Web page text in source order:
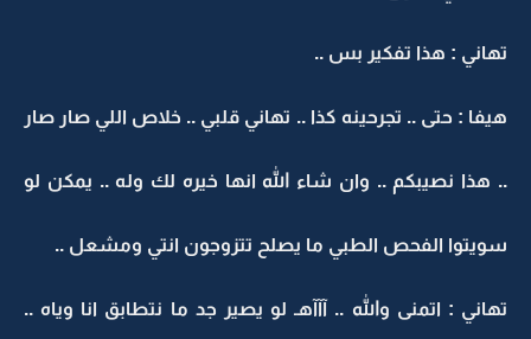
تهاني : هذا تفكير بس ..
هيفا : حتى .. تجرحينه كذا .. تهاني قلبي .. خلاص اللي صار صار
.. هذا نصيبكم .. وان شاء الله انها خيره لك وله .. يمكن لو
سويتوا الفحص الطبي ما يصلح تتزوجون انتي ومشعل ..
تهاني : اتمنى والله .. آآآهـ لو يصير جد ما نتطابق انا وياه ..